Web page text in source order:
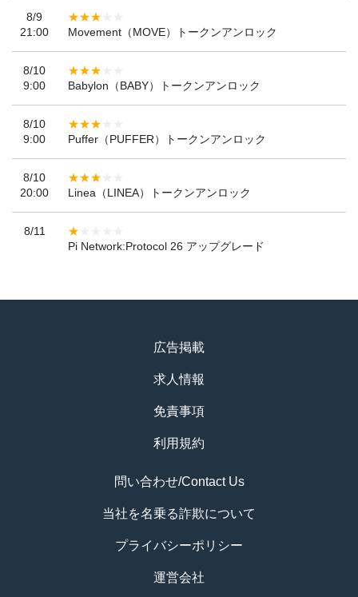
8/9
21:00
Movement（MOVE）トークンアンロック
8/10
9:00
Babylon（BABY）トークンアンロック
8/10
9:00
Puffer（PUFFER）トークンアンロック
8/10
20:00
Linea（LINEA）トークンアンロック
8/11
Pi Network:Protocol 26 アップグレード
広告掲載
求人情報
免責事項
利用規約
問い合わせ/Contact Us
当社を名乗る詐欺について
プライバシーポリシー
運営会社